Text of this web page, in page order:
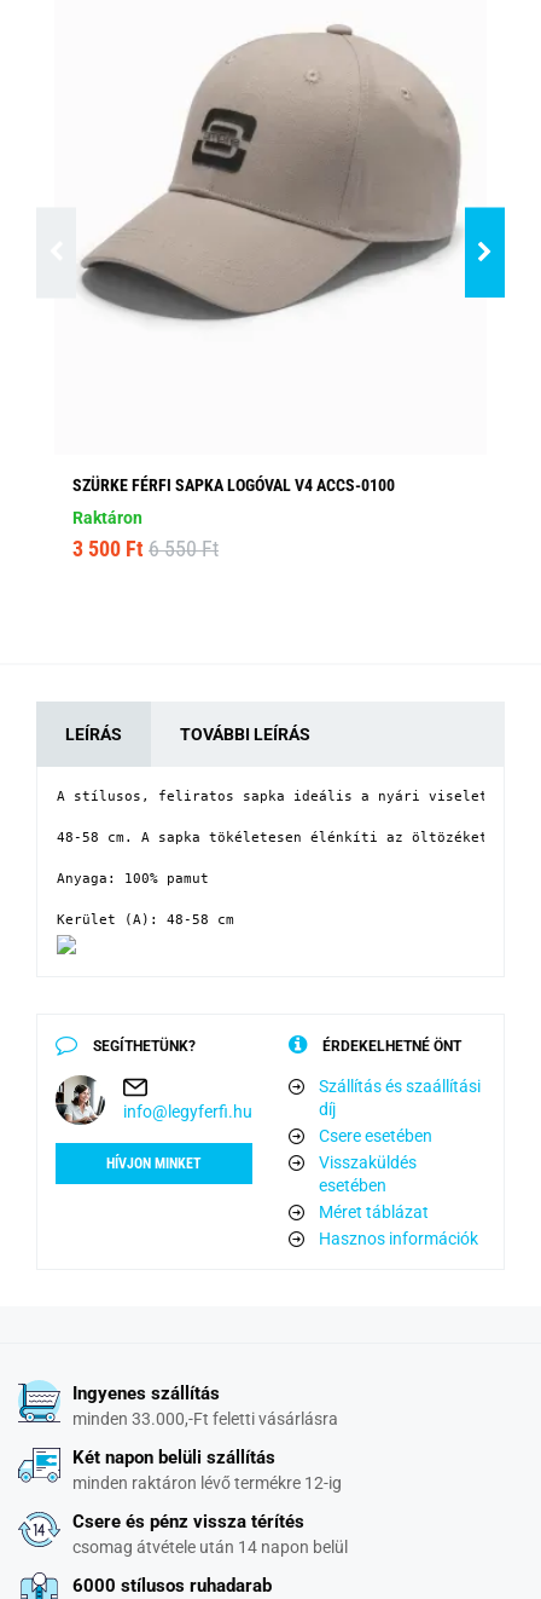
SZÜRKE FÉRFI SAPKA LOGÓVAL V4 ACCS-0100
Raktáron
3 500 Ft 6 550 Ft
LEÍRÁS TOVÁBBI LEÍRÁS
A stílusos, feliratos sapka ideális a nyári viselethez.
48-58 cm. A sapka tökéletesen élénkíti az öltözéket!
Anyaga: 100% pamut
Kerület (A): 48-58 cm
SEGÍTHETÜNK?
info@legyferfi.hu
HÍVJON MINKET
ÉRDEKELHETNÉ ÖNT
Szállítás és szaállítási
díj
Csere esetében
Visszaküldés
esetében
Méret táblázat
Hasznos információk
Ingyenes szállítás
minden 33.000,-Ft feletti vásárlásra
Két napon belüli szállítás
minden raktáron lévő termékre 12-ig
Csere és pénz vissza térítés
csomag átvétele után 14 napon belül
6000 stílusos ruhadarab